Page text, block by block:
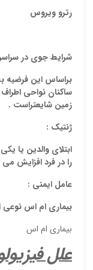
رترو ويروس
شرايط جوي در
براساس اين فرضيه
زمين شايعتراست .
ژنتيك :
ابتلاي والدين يا
را در فرد افزايش
عامل ايمني :
بيماري ام اس نوعي
بیماری ام اس
علل